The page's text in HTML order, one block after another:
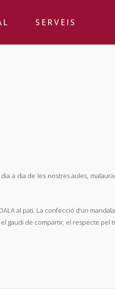
SERVEIS
a dia de les nostres aules,
al pati. La confecció d’un
gaudi de compartir, el respecte pel